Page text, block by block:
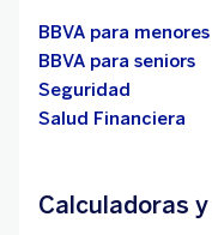
BBVA para menores
BBVA para seniors
Seguridad
Salud Financiera
Calculadoras